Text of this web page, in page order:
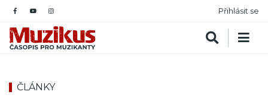
Přihlásit se
ČLÁNKY